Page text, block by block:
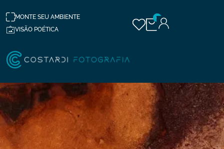
MONTE SEU AMBIENTE
VISÃO POÉTICA
0